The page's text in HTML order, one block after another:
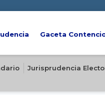
Gaceta
Jurisprudencia